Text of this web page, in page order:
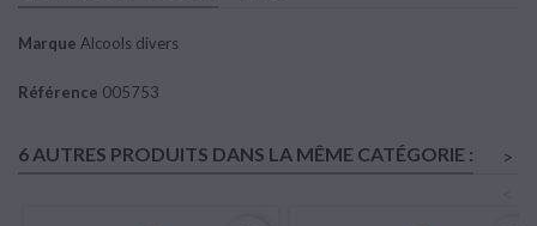
Marque Alcools divers
Référence 005753
6 AUTRES PRODUITS DANS LA MÊME CATÉGORIE :
>